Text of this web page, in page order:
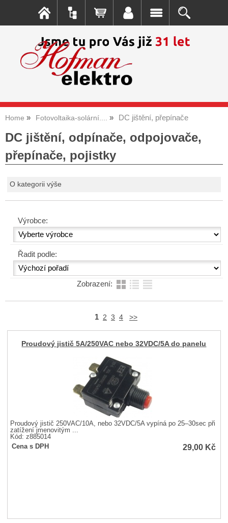
Home Fotovoltaika-solární.... DC jištění, přepínače
DC jištění, odpínače, odpojovače,
přepínače, pojistky
O kategorii výše
Výrobce:
Řadit podle:
Zobrazení:
1 2 3 4 >>
Proudový jistič 5A/250VAC nebo 32VDC/5A do panelu
Proudový jistič 250VAC/10A, nebo 32VDC/5A vypíná po 25–30sec při
zatížení jmenovitým ...
Kód: z885014
Cena s DPH
29,00 Kč